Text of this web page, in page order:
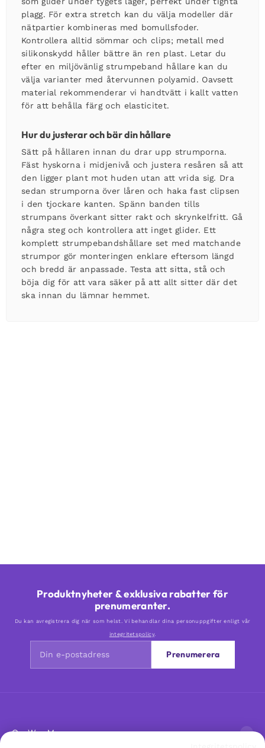
plagg. För extra stretch kan du välja modeller där
nätpartier kombineras med bomullsfoder.
Kontrollera alltid sömmar och clips; metall med
silikonskydd håller bättre än ren plast. Letar du
efter en miljövänligstrumpeband hållare kan du
välja varianter med återvunnen polyamid. Oavsett
material rekommenderar vi handtvätt i kallt vatten
för att behålla färg och elasticitet.
Hur du justerar och bär din hållare
Sätt på hållaren innan du drar upp strumporna.
Fäst hyskorna i midjenivå och justera resåren så att
den ligger plant mot huden utan att vrida sig. Dra
sedan strumporna över låren och haka fast clipsen
i den tjockare kanten. Spänn banden tills
strumpans överkant sitter rakt och skrynkelfritt. Gå
några steg och kontrollera att inget glider. Ett
komplett strumpebandshållare set med matchande
strumpor gör monteringen enklare eftersom längd
och bredd är anpassade. Testa att sitta, stå och
böja dig för att vara säker på att allt sitter där det
ska innan du lämnar hemmet.
Produktnyheter & exklusiva rabatter för
prenumeranter.
Du kan avregistrera dig när som helst. Vi behandlar dina personuppgifter enligt vår
integritetspolicy.
Prenumerera
Om Woo Me